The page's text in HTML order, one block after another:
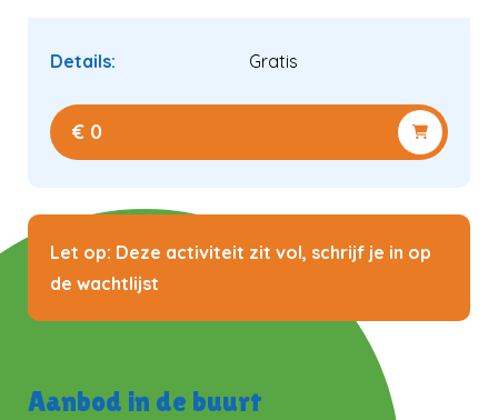
Let op: Deze activiteit zit vol, schrijf je in op
de wachtlijst
Details: Gratis
€ 0
Aanbod in de buurt